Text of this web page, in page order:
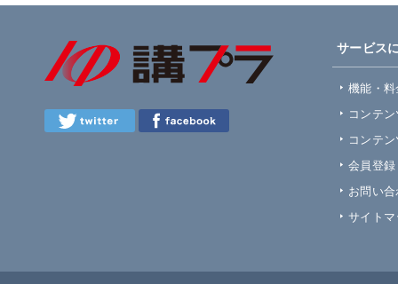
サービス
機能・
コンテ
コンテ
会員登録
お問い
サイトマ